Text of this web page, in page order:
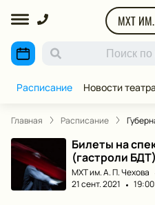
МХТ
Расписание Новости театра
Главная Расписание
Билеты на
(гастроли БДТ)
МХТ им. А. П. Чехова
21 сент. 2021
19:00